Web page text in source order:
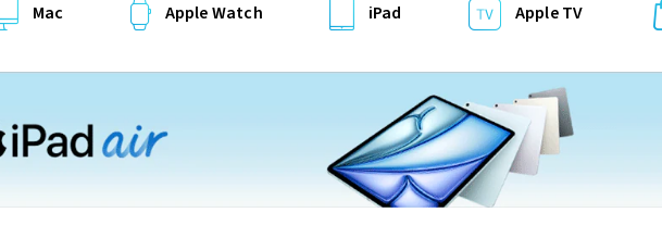
Mac Apple Watch iPad Apple TV